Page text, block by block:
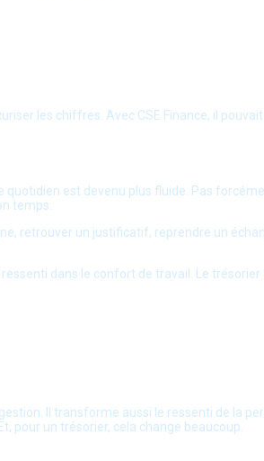
les chiffres. Avec CSE Finance, il
est devenu plus fluide. Pas
temps.
retrouver un justificatif, reprendre un
dans le confort de travail. Le
Il transforme aussi le ressenti de la
pour un trésorier, cela change beaucoup.